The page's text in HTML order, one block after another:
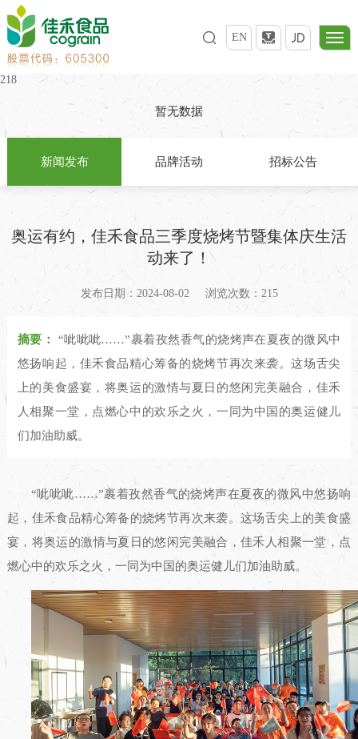
EN
218
暂无数据
新闻发布 品牌活动 招标公告
奥运有约，佳禾食品三季度烧烤节暨集体庆生活
动来了！
发布日期：2024-08-02 浏览次数：215
摘要：
“呲呲呲……”裹着孜然香气的烧烤声在夏夜的微风中
悠扬响起，佳禾食品精心筹备的烧烤节再次来袭。这场舌尖
上的美食盛宴，将奥运的激情与夏日的悠闲完美融合，佳禾
人相聚一堂，点燃心中的欢乐之火，一同为中国的奥运健儿
们加油助威。
“呲呲呲……”裹着孜然香气的烧烤声在夏夜的微风中悠扬响
起，佳禾食品精心筹备的烧烤节再次来袭。这场舌尖上的美食盛
宴，将奥运的激情与夏日的悠闲完美融合，佳禾人相聚一堂，点
燃心中的欢乐之火，一同为中国的奥运健儿们加油助威。